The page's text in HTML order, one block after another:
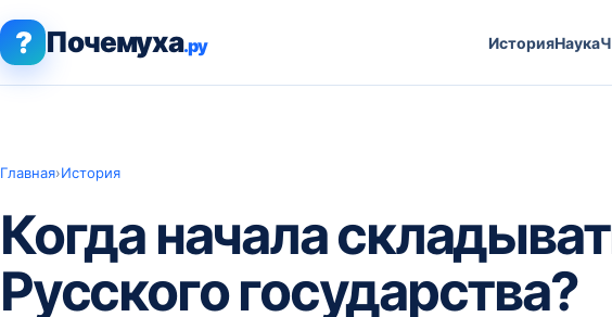
? Почемуха.ру ИсторияНаука
Главная›История
Когда начала
Русского государства?